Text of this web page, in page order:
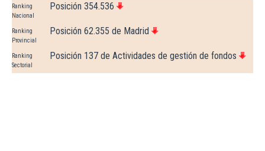
Ranking
Nacional
Posición 354.536
Ranking
Provincial
Posición 62.355 de Madrid
Ranking
Sectorial
Posición 137 de Actividades de gestión de fondos